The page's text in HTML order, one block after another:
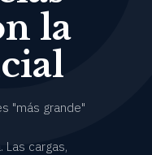
la
"más grande"
cargas,